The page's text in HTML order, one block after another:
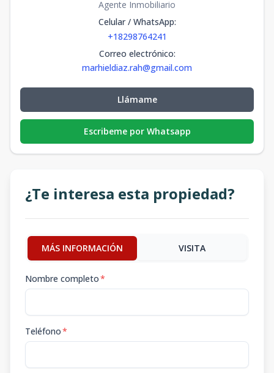
Agente Inmobiliario
Celular / WhatsApp:
+18298764241
Correo electrónico:
marhieldiaz.rah@gmail.com
Llámame
Escribeme por Whatsapp
¿Te interesa esta propiedad?
MÁS INFORMACIÓN VISITA
Nombre completo*
Teléfono*